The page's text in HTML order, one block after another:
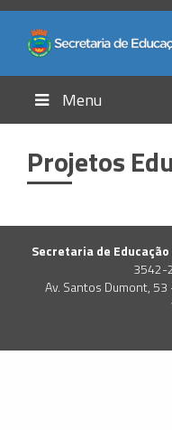
Menu
Projetos
Secretaria de
3542-
Av. Santos Dumont,